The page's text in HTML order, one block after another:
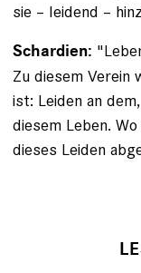
sie – leidend –
Schardien:
Zu diesem Verein
ist: Leiden an
diesem Leben.
dieses Leiden